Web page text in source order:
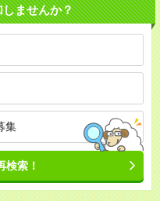
ませんか？
集
検索！